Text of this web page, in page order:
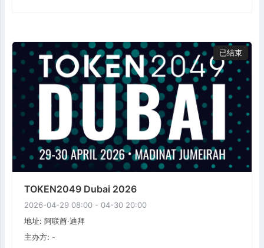
已结束
TOKEN2049 Dubai 2026
2026-04-29 08:00 - 04-30 20:00
地址: 阿联酋·迪拜
主办方: -